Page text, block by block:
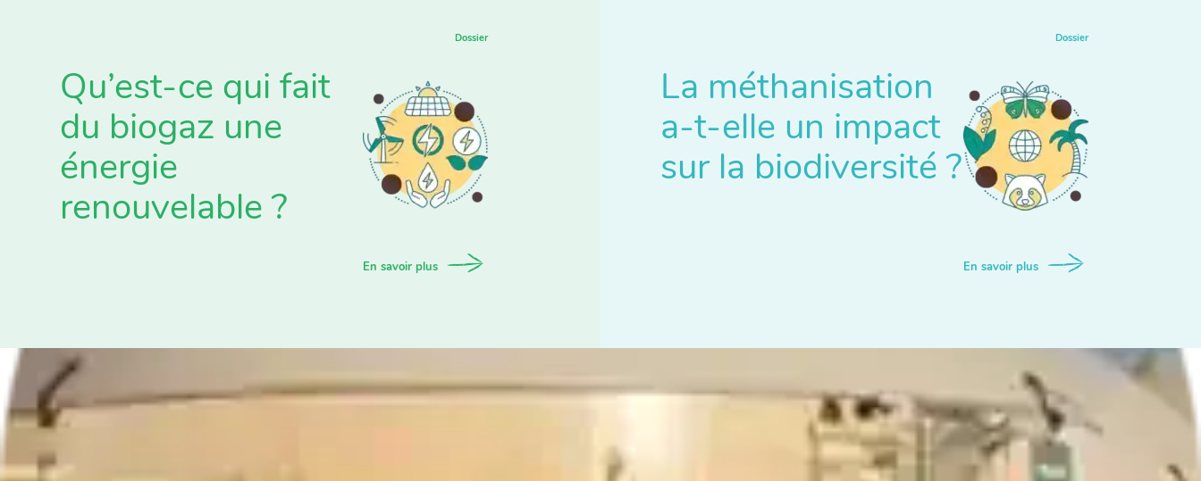
Qu’est-ce qui fait
du biogaz une
énergie
renouvelable ?
En savoir plus
La méthanisation
a-t-elle un impact
sur la biodiversité ?
En savoir plus